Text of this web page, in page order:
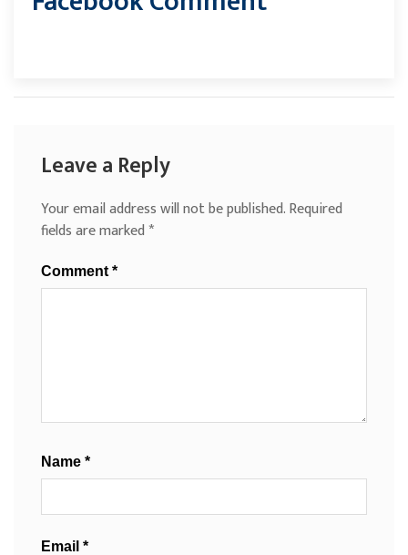
Leave a Reply
Your email address will not be published.Required
fields are marked*
Comment *
Name *
Email *